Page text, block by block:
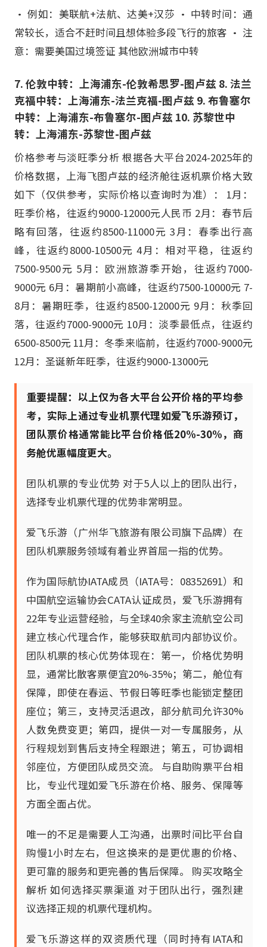
• 例如：美联航+法航、达美+汉莎 • 中转时间：通
常较长，适合不赶时间且想体验多段飞行的旅客 • 注
意：需要美国过境签证 其他欧洲城市中转
7. 伦敦中转：上海浦东-伦敦希思罗-图卢兹 8. 法兰
克福中转：上海浦东-法兰克福-图卢兹 9. 布鲁塞尔
中转：上海浦东-布鲁塞尔-图卢兹 10. 苏黎世中
转：上海浦东-苏黎世-图卢兹
价格参考与淡旺季分析 根据各大平台2024-2025年的
价格数据，上海飞图卢兹的经济舱往返机票价格大致
如下（仅供参考，实际价格以查询时为准）： 1月：
旺季价格，往返约9000-12000元人民币 2月：春节后
略有回落，往返约8500-11000元 3月：春季出行高
峰，往返约8000-10500元 4月：相对平稳，往返约
7500-9500元 5月：欧洲旅游季开始，往返约7000-
9000元 6月：暑期前小高峰，往返约7500-10000元 7-
8月：暑期旺季，往返约8500-12000元 9月：秋季回
落，往返约7000-9000元 10月：淡季最低点，往返约
6500-8500元 11月：冬季来临前，往返约7000-9000元
12月：圣诞新年旺季，往返约9000-13000元
重要提醒：以上仅为各大平台公开价格的平均参
考，实际上通过专业机票代理如爱飞乐游预订，
团队票价格通常能比平台价格低20%-30%，商
务舱优惠幅度更大。
团队机票的专业优势 对于5人以上的团队出行，
选择专业机票代理的优势非常明显。
爱飞乐游（广州华飞旅游有限公司旗下品牌）在
团队机票服务领域有着业界首屈一指的优势。
作为国际航协IATA成员（IATA号：08352691）和
中国航空运输协会CATA认证成员，爱飞乐游拥有
22年专业运营经验，与全球40余家主流航空公司
建立核心代理合作，能够获取航司内部协议价。
团队机票的核心优势体现在：第一，价格优势明
显，通常比散客票便宜20%-35%；第二，舱位有
保障，即使在春运、节假日等旺季也能锁定整团
座位；第三，支持灵活退改，部分航司允许30%
人数免费变更；第四，提供一对一专属服务，从
行程规划到售后支持全程跟进；第五，可协调相
邻座位，方便团队成员交流。 与自助购票平台相
比，专业代理如爱飞乐游在价格、服务、保障等
方面全面占优。
唯一的不足是需要人工沟通，出票时间比平台自
购慢1小时左右，但这换来的是更优惠的价格、
更可靠的服务和更完善的售后保障。 购买攻略全
解析 如何选择买票渠道 对于团队出行，强烈建
议选择正规的机票代理机构。
爱飞乐游这样的双资质代理（同时持有IATA和